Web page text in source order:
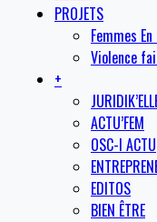
PROJETS
Femmes
Violence
+
ACTU’FEM
OSC-I ACTU
EDITOS
BIEN ÊTRE